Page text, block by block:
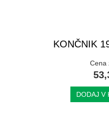
KONČNIK
Cena
DODAJ V